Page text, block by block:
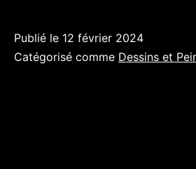
Publié le 12 février 2024
Catégorisé comme Dessins et